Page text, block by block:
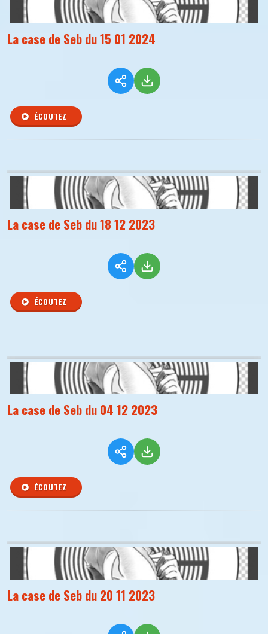
La case de Seb du 15 01 2024
ÉCOUTEZ
La case de Seb du 18 12 2023
ÉCOUTEZ
La case de Seb du 04 12 2023
ÉCOUTEZ
La case de Seb du 20 11 2023